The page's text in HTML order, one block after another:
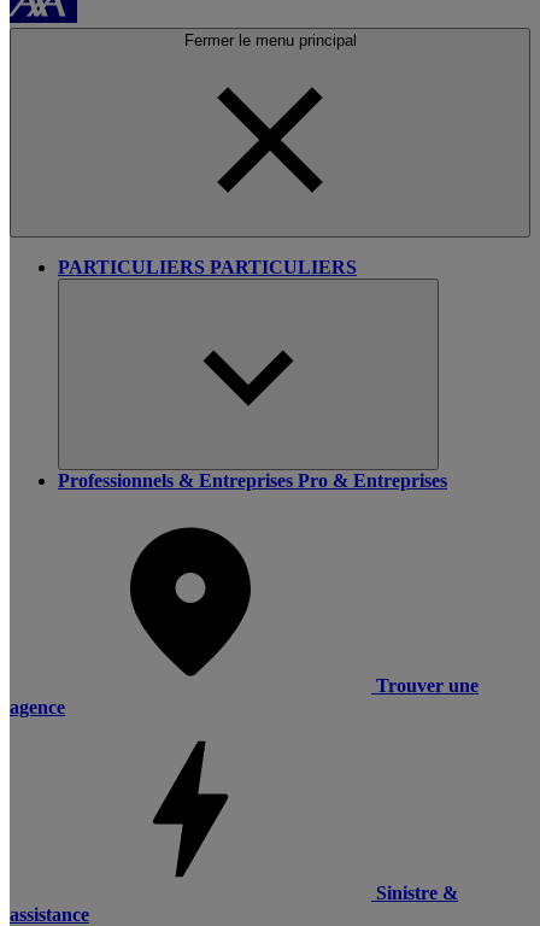
Fermer le menu principal
PARTICULIERS PARTICULIERS
Professionnels & Entreprises Pro & Entreprises
Trouver une
agence
Sinistre &
assistance